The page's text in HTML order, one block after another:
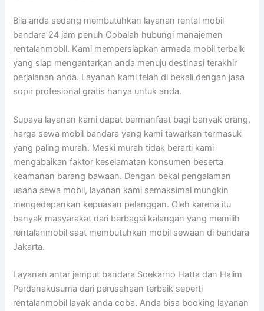
Bila anda sedang membutuhkan layanan rental mobil
bandara 24 jam penuh Cobalah hubungi manajemen
rentalanmobil. Kami mempersiapkan armada mobil terbaik
yang siap mengantarkan anda menuju destinasi terakhir
perjalanan anda. Layanan kami telah di bekali dengan jasa
sopir profesional gratis hanya untuk anda.
Supaya layanan kami dapat bermanfaat bagi banyak orang,
harga sewa mobil bandara yang kami tawarkan termasuk
yang paling murah. Meski murah tidak berarti kami
mengabaikan faktor keselamatan konsumen beserta
keamanan barang bawaan. Dengan bekal pengalaman
usaha sewa mobil, layanan kami semaksimal mungkin
mengedepankan kepuasan pelanggan. Oleh karena itu
banyak masyarakat dari berbagai kalangan yang memilih
rentalanmobil saat membutuhkan mobil sewaan di bandara
Jakarta.
Layanan antar jemput bandara Soekarno Hatta dan Halim
Perdanakusuma dari perusahaan terbaik seperti
rentalanmobil layak anda coba. Anda bisa booking layanan